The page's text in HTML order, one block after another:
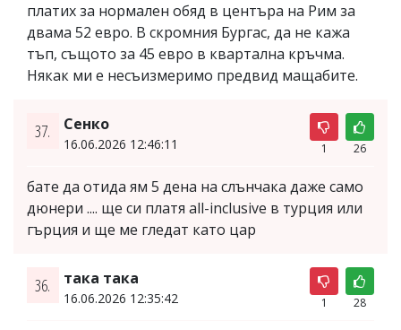
платих за нормален обяд в центъра на Рим за
двама 52 евро. В скромния Бургас, да не кажа
тъп, същото за 45 евро в квартална кръчма.
Някак ми е несъизмеримо предвид мащабите.
37. Сенко
16.06.2026 12:46:11 1 26
бате да отида ям 5 дена на слънчака даже само
дюнери .... ще си платя all-inclusive в турция или
гърция и ще ме гледат като цар
36. така така
16.06.2026 12:35:42 1 28